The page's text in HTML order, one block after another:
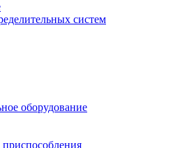
систем
оборудование